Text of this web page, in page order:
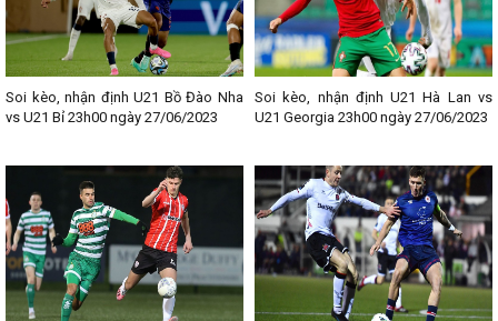
Soi kèo, nhận định U21 Bồ Đào Nha
vs U21 Bỉ 23h00 ngày 27/06/2023
Soi kèo, nhận định U21 Hà Lan vs
U21 Georgia 23h00 ngày 27/06/2023